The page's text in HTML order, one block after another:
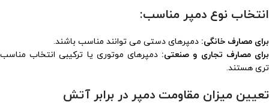
انتخاب نوع دمپر مناسب:
برای مصارف خانگی: دمپرهای دستی می توانند مناسب باشند.
برای مصارف تجاری و صنعتی: دمپرهای موتوری یا ترکیبی انتخاب مناسب
تری هستند.
تعیین میزان مقاومت دمپر در برابر آتش